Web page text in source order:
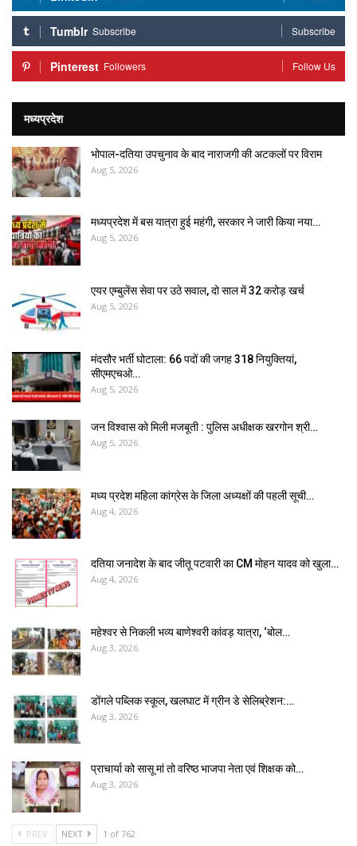
Tumblr Subscribe Subscribe
Pinterest Followers Follow Us
मध्यप्रदेश
भोपाल-दतिया उपचुनाव के बाद नाराजगी की अटकलों पर विराम
Aug 5, 2026
मध्यप्रदेश में बस यात्रा हुई महंगी, सरकार ने जारी किया नया…
Aug 5, 2026
एयर एम्बुलेंस सेवा पर उठे सवाल, दो साल में ₹32 करोड़ खर्च
Aug 5, 2026
मंदसौर भर्ती घोटाला: 66 पदों की जगह 318 नियुक्तियां,
सीएमएचओ…
Aug 5, 2026
जन विश्वास को मिली मजबूती : पुलिस अधीक्षक खरगोन श्री…
Aug 5, 2026
मध्य प्रदेश महिला कांग्रेस के जिला अध्यक्षों की पहली सूची…
Aug 4, 2026
दतिया जनादेश के बाद जीतू पटवारी का CM मोहन यादव को खुला…
Aug 4, 2026
महेश्वर से निकली भव्य बाणेश्वरी कांवड़ यात्रा, ‘बोल…
Aug 3, 2026
डोंगले पब्लिक स्कूल, खलघाट में ग्रीन डे सेलिब्रेशन:…
Aug 3, 2026
प्राचार्या को सासू मां तो वरिष्ठ भाजपा नेता एवं शिक्षक को…
Aug 3, 2026
PREV NEXT 1 of 762